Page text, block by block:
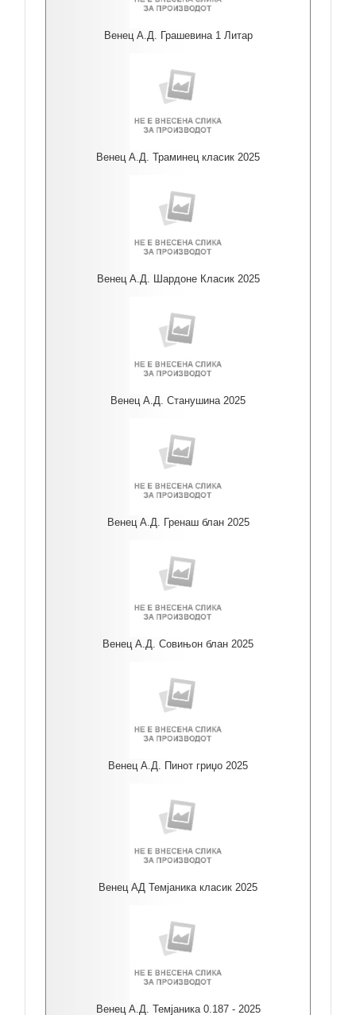
Венец А.Д. Грашевина 1 Литар
Венец А.Д. Траминец класик 2025
Венец А.Д. Шардоне Класик 2025
Венец А.Д. Станушина 2025
Венец А.Д. Гренаш блан 2025
Венец А.Д. Совињон блан 2025
Венец А.Д. Пинот гриџо 2025
Венец АД Темјаника класик 2025
Венец А.Д. Темјаника 0.187 - 2025